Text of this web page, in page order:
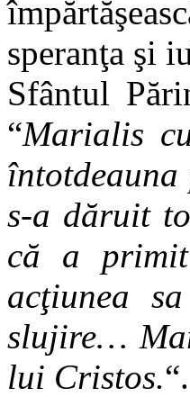
speranţa şi
Sfântul
“Marialis
s-a dăruit
că a
acţiunea
slujire…
lui Cristos.“.